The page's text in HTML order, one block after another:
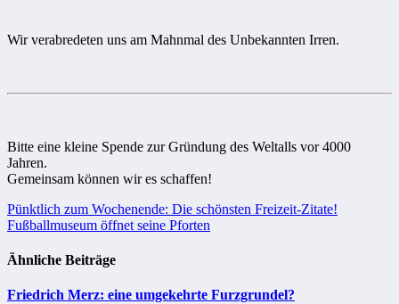
Wir verabredeten uns am Mahnmal des Unbekannten Irren.
Bitte eine kleine Spende zur Gründung des Weltalls vor 4000
Jahren.
Gemeinsam können wir es schaffen!
Beitragsnavigation
Pünktlich zum Wochenende: Die schönsten Freizeit-Zitate!
Fußballmuseum öffnet seine Pforten
Ähnliche Beiträge
Friedrich Merz: eine umgekehrte Furzgrundel?